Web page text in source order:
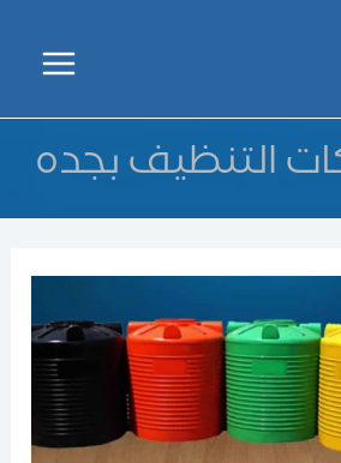
Main
Menu
التنظيف بجده